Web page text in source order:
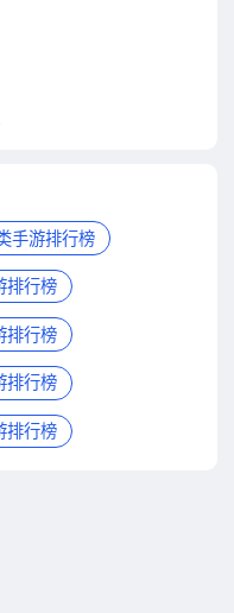
手游排行榜
排行榜
排行榜
排行榜
排行榜